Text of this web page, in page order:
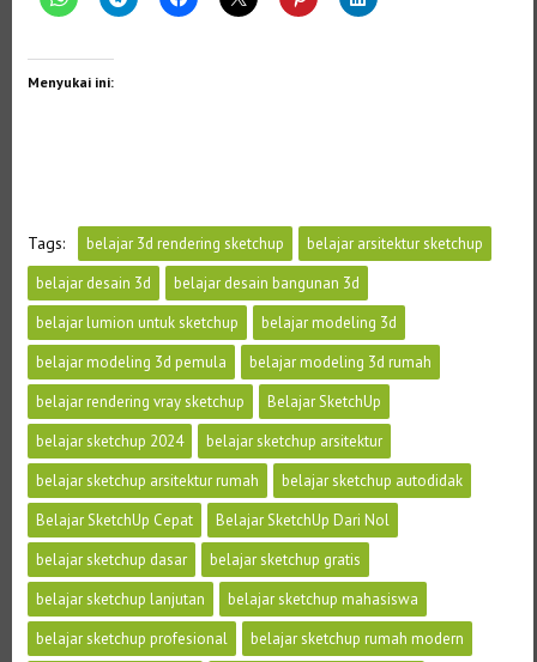
Menyukai ini:
Tags: belajar 3d rendering sketchup
belajar arsitektur sketchup
belajar desain 3d
belajar desain bangunan 3d
belajar lumion untuk sketchup
belajar modeling 3d
belajar modeling 3d pemula
belajar modeling 3d rumah
belajar rendering vray sketchup
Belajar SketchUp
belajar sketchup 2024
belajar sketchup arsitektur
belajar sketchup arsitektur rumah
belajar sketchup autodidak
Belajar SketchUp Cepat
Belajar SketchUp Dari Nol
belajar sketchup dasar
belajar sketchup gratis
belajar sketchup lanjutan
belajar sketchup mahasiswa
belajar sketchup profesional
belajar sketchup rumah modern